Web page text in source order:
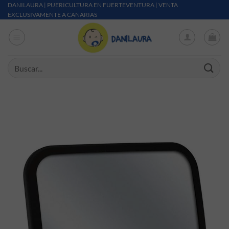
Saltar al contenido
DANILAURA | PUERICULTURA EN FUERTEVENTURA | VENTA
EXCLUSIVAMENTE A CANARIAS